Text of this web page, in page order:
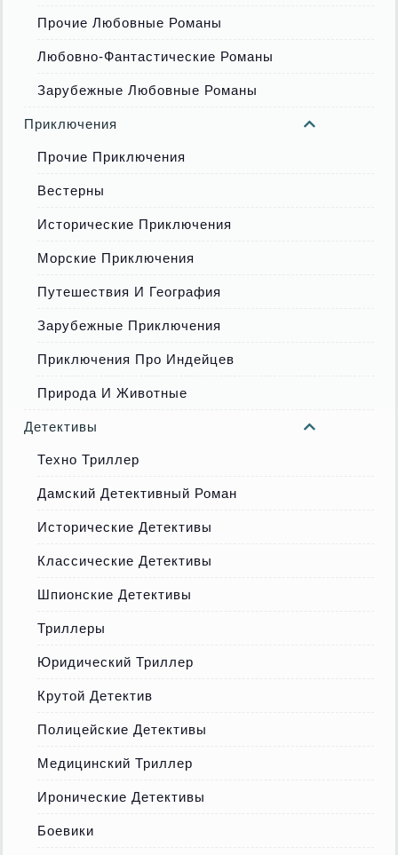
Прочие Любовные Романы
Любовно-Фантастические Романы
Зарубежные Любовные Романы
Приключения
Прочие Приключения
Вестерны
Исторические Приключения
Морские Приключения
Путешествия И География
Зарубежные Приключения
Приключения Про Индейцев
Природа И Животные
Детективы
Техно Триллер
Дамский Детективный Роман
Исторические Детективы
Классические Детективы
Шпионские Детективы
Триллеры
Юридический Триллер
Крутой Детектив
Полицейские Детективы
Медицинский Триллер
Иронические Детективы
Боевики